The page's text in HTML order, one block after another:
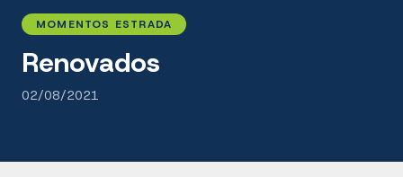
MOMENTOS ESTRADA
Renovados
02/08/2021